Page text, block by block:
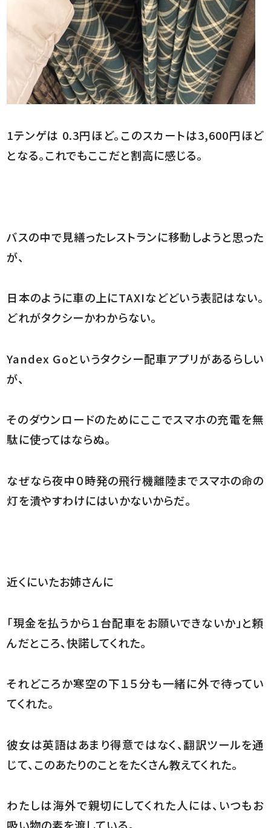
1テンゲは 0.3円ほど。このスカートは3,600円ほど
となる。これでもここだと割高に感じる。
バスの中で見繕ったレストランに移動しようと思った
が、
日本のように車の上にTAXIなどどいう表記はない。
どれがタクシーかわからない。
Yandex Goというタクシー配車アプリがあるらしい
が、
そのダウンロードのためにここでスマホの充電を無
駄に使ってはならぬ。
なぜなら夜中０時発の飛行機離陸までスマホの命の
灯を潰やすわけにはいかないからだ。
近くにいたお姉さんに
「現金を払うから１台配車をお願いできないか」と頼
んだところ、快諾してくれた。
それどころか寒空の下１５分も一緒に外で待ってい
てくれた。
彼女は英語はあまり得意ではなく、翻訳ツールを通
じて、このあたりのことをたくさん教えてくれた。
わたしは海外で親切にしてくれた人には、いつもお